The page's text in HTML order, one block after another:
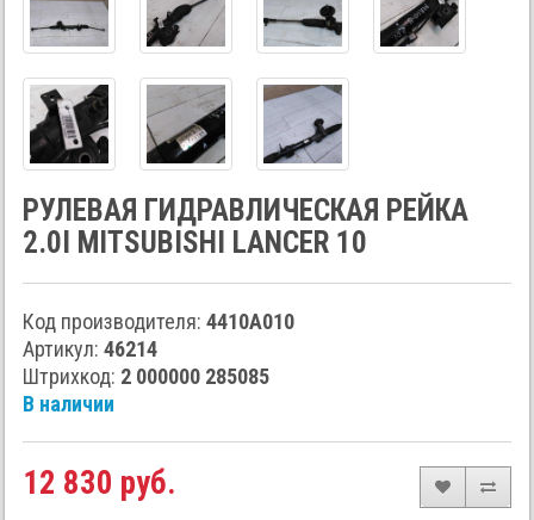
РУЛЕВАЯ ГИДРАВЛИЧЕСКАЯ РЕЙКА
2.0I MITSUBISHI LANCER 10
Код производителя:4410A010
Артикул:46214
Штрихкод: 2 000000 285085
В наличии
12 830 руб.